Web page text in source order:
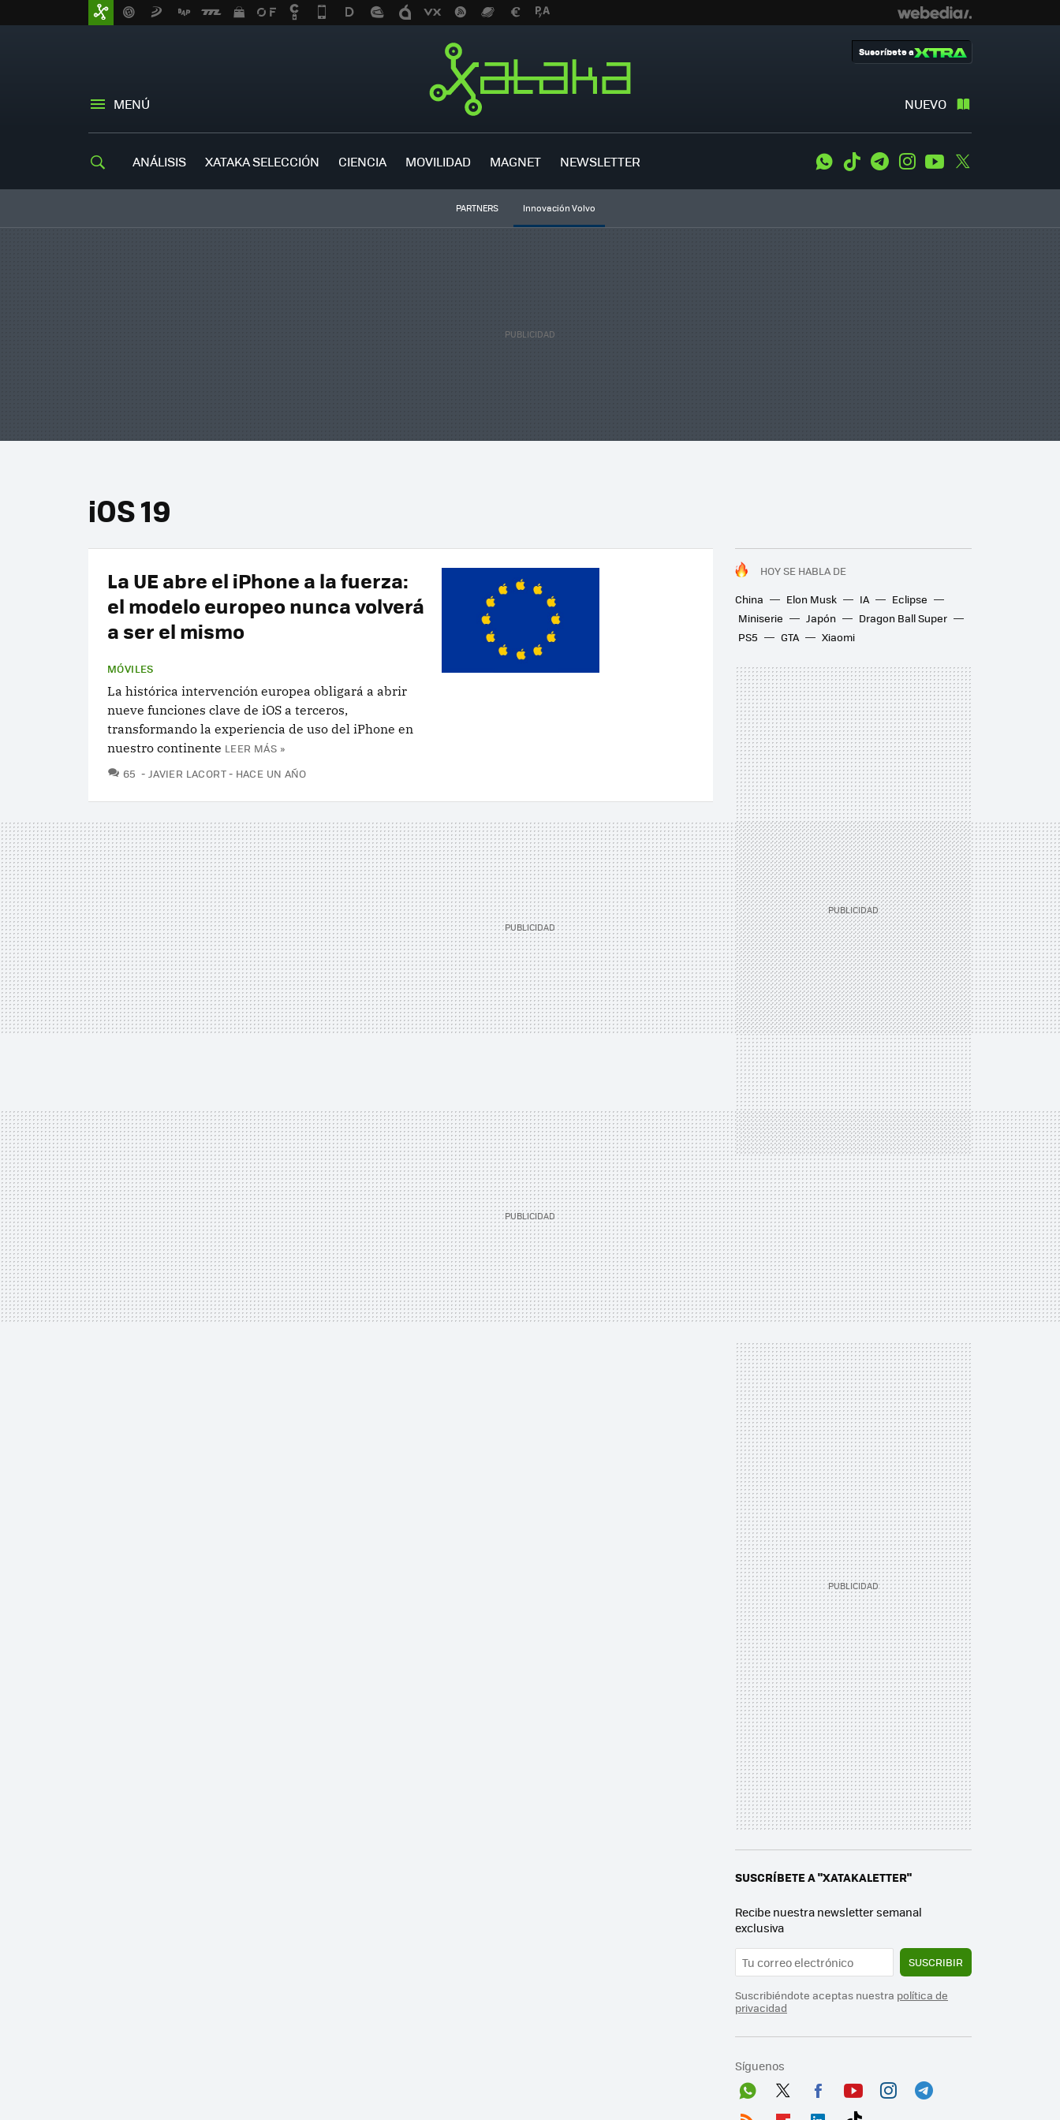
MENÚ NUEVO
Suscríbete a
ANÁLISIS XATAKA SELECCIÓN CIENCIA MOVILIDAD MAGNET NEWSLETTER WhatsApp
Tiktok TelegramInstagramYoutube
PARTNERS Innovación Volvo
iOS 19
HOY SE HABLA DE
China
Elon Musk IA
Eclipse
Miniserie
Japón
Dragon Ball Super
PS5
GTA Xiaomi
La UE abre el iPhone a la fuerza:
el modelo europeo nunca volverá
a ser el mismo
MÓVILES
La histórica intervención europea obligará a abrir
nueve funciones clave de iOS a terceros,
transformando la experiencia de uso del iPhone en
nuestro continente LEER MÁS »
65 COMENTARIOS
JAVIER LACORT HACE UN AÑO
SUSCRÍBETE A "XATAKALETTER"
Recibe nuestra newsletter semanal
exclusiva
SUSCRIBIR
Suscribiéndote aceptas nuestra política de
privacidad
Síguenos
Wh
Twit
Fac
You